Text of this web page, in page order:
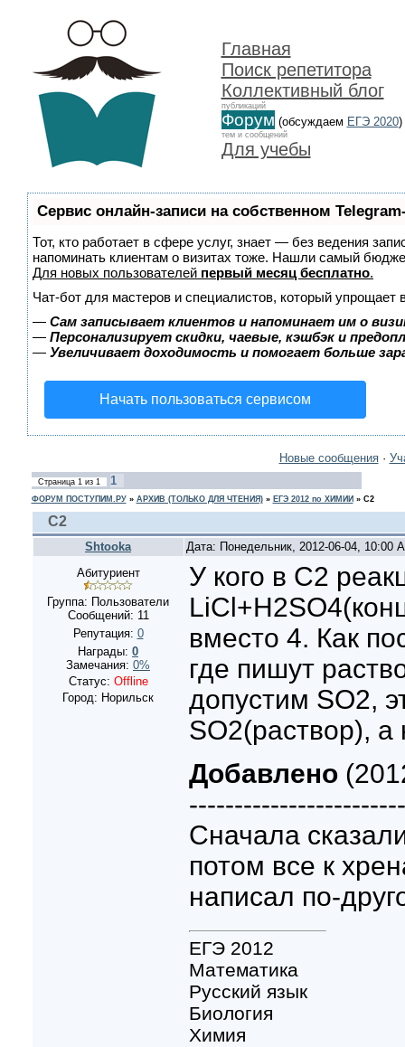
Главная
Поиск репетитора
Коллективный блог
публикаций
Форум (обсуждаем ЕГЭ 2020)
тем и сообщений
Для учебы
Сервис онлайн-записи на собственном
Тот, кто работает в сфере услуг, знает — без ведения
напоминать клиентам о визитах тоже. Нашли самый
Для новых пользователей первый месяц бесплатно.
Чат-бот для мастеров и специалистов, который упрощает
— Сам записывает клиентов и напоминает им о
— Персонализирует скидки, чаевые, кэшбэк и
— Увеличивает доходимость и помогает больше
Начать пользоваться сервисом
Новые сообщения·
Страница 1из 1 1
ФОРУМ ПОСТУПИМ.РУ» АРХИВ (ТОЛЬКО ДЛЯ ЧТЕНИЯ)» ЕГЭ 2012 по ХИМИИ » С2
С2
Shtooka
Дата: Понедельник, 2012-06-04, 10:00
Абитуриент
Группа: Пользователи
Сообщений: 11
Репутация: 0
Награды: 0
Замечания: 0%
Статус: Offline
Город: Норильск
У кого в С2
вместо 4. Как
где пишут
допустим SO2,
SO2(раствор), а
Добавлено
Сначала
потом все к
написал по-
ЕГЭ 2012
Математика
Русский язык
Биология
Химия